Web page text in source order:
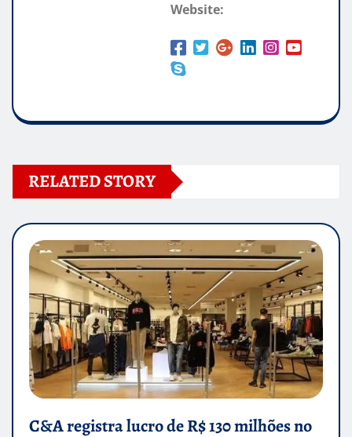
Website:
RELATED STORY
C&A registra lucro de R$ 130 milhões no